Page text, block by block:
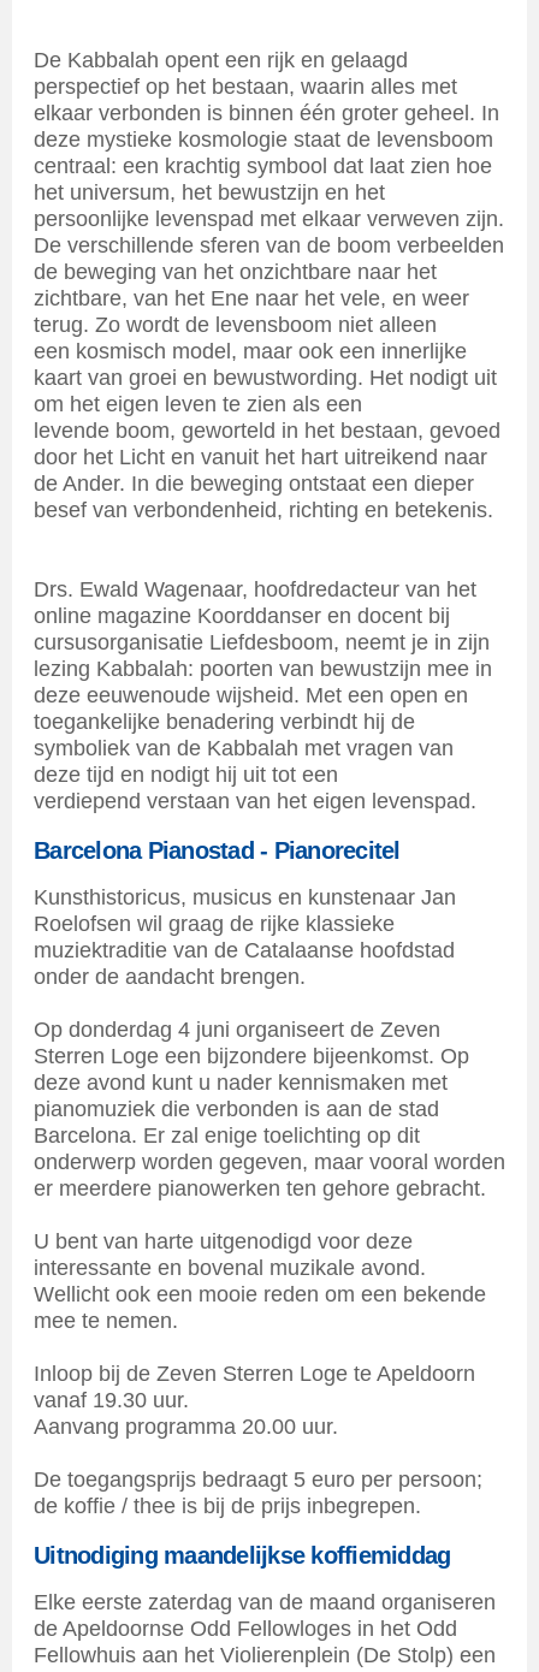
De Kabbalah opent een rijk en gelaagd
perspectief op het bestaan, waarin alles met
elkaar verbonden is binnen één groter geheel. In
deze mystieke kosmologie staat de levensboom
centraal: een krachtig symbool dat laat zien hoe
het universum, het bewustzijn en het
persoonlijke levenspad met elkaar verweven zijn.
De verschillende sferen van de boom verbeelden
de beweging van het onzichtbare naar het
zichtbare, van het Ene naar het vele, en weer
terug. Zo wordt de levensboom niet alleen
een kosmisch model, maar ook een innerlijke
kaart van groei en bewustwording. Het nodigt uit
om het eigen leven te zien als een
levende boom, geworteld in het bestaan, gevoed
door het Licht en vanuit het hart uitreikend naar
de Ander. In die beweging ontstaat een dieper
besef van verbondenheid, richting en betekenis.
Drs. Ewald Wagenaar, hoofdredacteur van het
online magazine Koorddanser en docent bij
cursusorganisatie Liefdesboom, neemt je in zijn
lezing Kabbalah: poorten van bewustzijn mee in
deze eeuwenoude wijsheid. Met een open en
toegankelijke benadering verbindt hij de
symboliek van de Kabbalah met vragen van
deze tijd en nodigt hij uit tot een
verdiepend verstaan van het eigen levenspad.
Barcelona Pianostad - Pianorecitel
Kunsthistoricus, musicus en kunstenaar Jan
Roelofsen wil graag de rijke klassieke
muziektraditie van de Catalaanse hoofdstad
onder de aandacht brengen.
Op donderdag 4 juni organiseert de Zeven
Sterren Loge een bijzondere bijeenkomst. Op
deze avond kunt u nader kennismaken met
pianomuziek die verbonden is aan de stad
Barcelona. Er zal enige toelichting op dit
onderwerp worden gegeven, maar vooral worden
er meerdere pianowerken ten gehore gebracht.
U bent van harte uitgenodigd voor deze
interessante en bovenal muzikale avond.
Wellicht ook een mooie reden om een bekende
mee te nemen.
Inloop bij de Zeven Sterren Loge te Apeldoorn
vanaf 19.30 uur.
Aanvang programma 20.00 uur.
De toegangsprijs bedraagt 5 euro per persoon;
de koffie / thee is bij de prijs inbegrepen.
Uitnodiging maandelijkse koffiemiddag
Elke eerste zaterdag van de maand organiseren
de Apeldoornse Odd Fellowloges in het Odd
Fellowhuis aan het Violierenplein (De Stolp) een